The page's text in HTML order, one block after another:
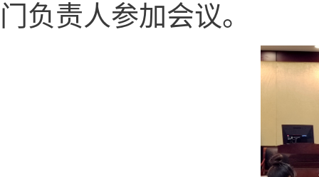
门负责人参加会议。